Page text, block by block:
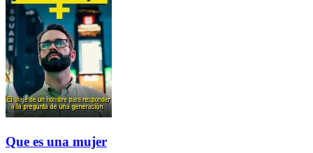
Que es una mujer